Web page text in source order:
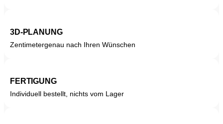
3D-PLANUNG
Zentimetergenau nach Ihren Wünschen
FERTIGUNG
Individuell bestellt, nichts vom Lager